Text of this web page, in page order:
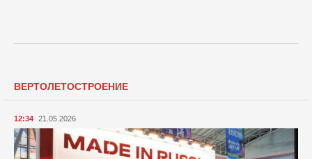
ВЕРТОЛЕТОСТРОЕНИЕ
12:34 21.05.2026